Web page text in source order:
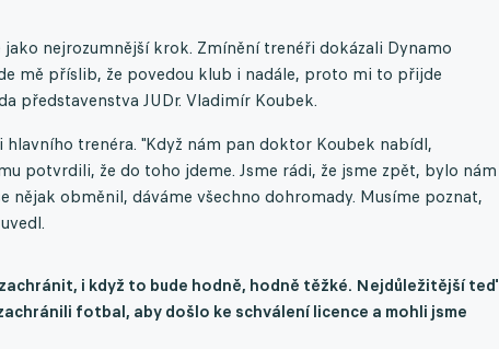
nejrozumnější krok. Zmínění trenéři dokázali Dynamo
mě příslib, že povedou klub i nadále, proto mi to přijde
představenstva JUDr. Vladimír Koubek.
trenéra. "Když nám pan doktor Koubek nabídl,
potvrdili, že do toho jdeme. Jsme rádi, že jsme zpět, bylo nám
obměnil, dáváme všechno dohromady. Musíme poznat,
i když to bude hodně, hodně těžké. Nejdůležitější teď
fotbal, aby došlo ke schválení licence a mohli jsme